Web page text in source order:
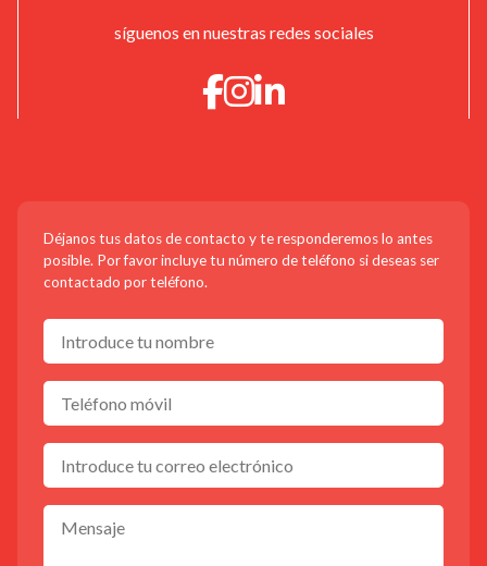
síguenos en nuestras redes sociales
Déjanos tus datos de contacto y te responderemos lo antes
posible. Por favor incluye tu número de teléfono si deseas ser
contactado por teléfono.